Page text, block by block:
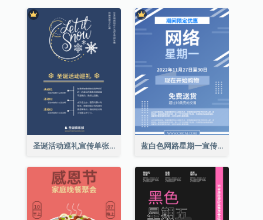
圣诞活动巡礼宣传单张(附介绍) 蓝白色网路星期一宣传单张